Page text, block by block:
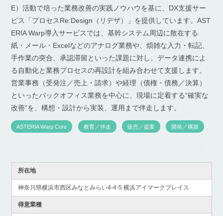
E）活動で培った業務改善の実践ノウハウを基に、DX支援サー
ビス「プロセスRe:Design（リデザ）」を提供しています。AST
ERIA Warp導入サービスでは、基幹システム周辺に散在する
紙・メール・Excelなどのアナログ業務や、煩雑な入力・転記、
手作業の突合、承認滞留といった課題に対し、データ連携によ
る自動化と業務プロセスの再設計を組み合わせて支援します。
営業事務（受発注／売上・請求）や経理（債権・債務／決算）
といったバックオフィス業務を中心に、現場に定着する“確実な
改善”を、構想・設計から実装、運用まで伴走します。
ASTERIA Warp Core 教育／伴走 販売／提案 開発／構築
所在地
神奈川県横浜市西区みなとみらい4-4-5 横浜アイマークプレイス
得意業種